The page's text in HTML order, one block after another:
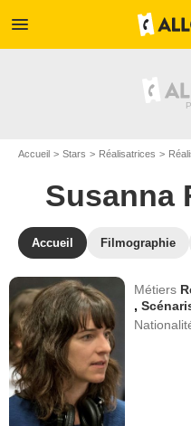
menu
Accueil Stars Réalisatrices
Susanna
Accueil Filmographie
Métiers
,